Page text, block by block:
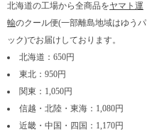
北海道の工場から全商品をヤマト運
輸のクール便(一部離島地域はゆうパ
ック)でお届けしております。
北海道：650円
東北：950円
関東：1,050円
信越・北陸・東海：1,080円
近畿・中国・四国：1,170円